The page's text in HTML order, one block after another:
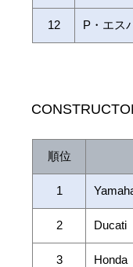
12 P・エス
順位
1
2 Ducati
3 Honda